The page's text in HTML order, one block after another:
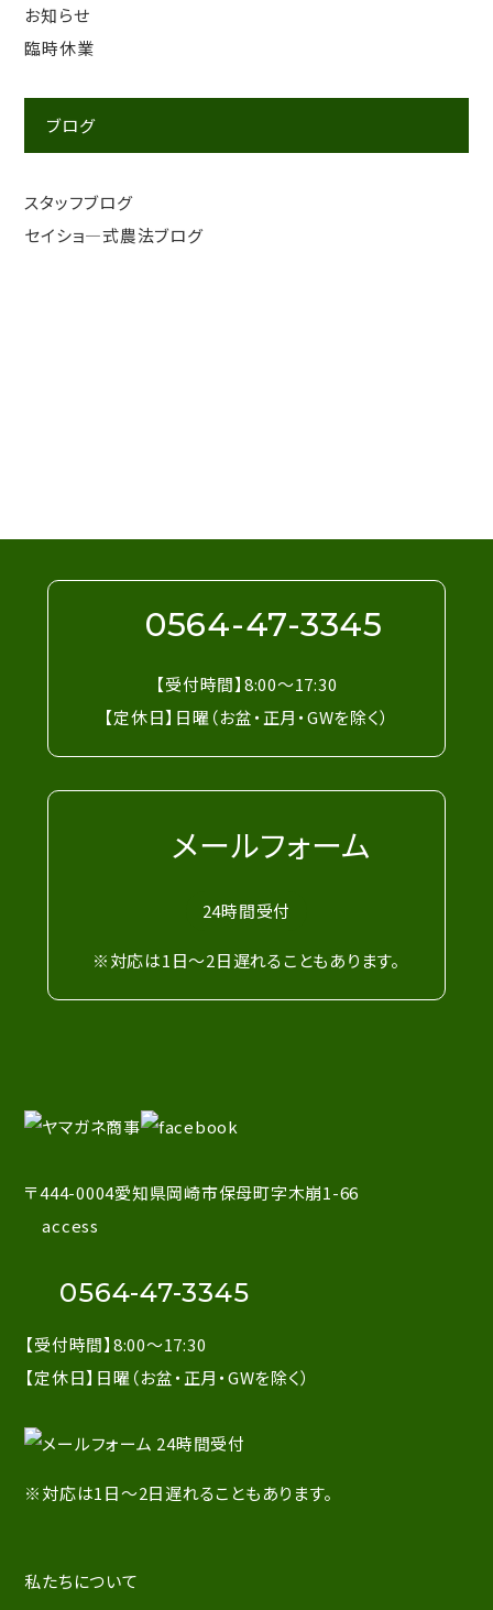
お知らせ
臨時休業
ブログ
スタッフブログ
セイショ―式農法ブログ
0564-47-3345
【受付時間】8:00～17:30
【定休日】日曜（お盆・正月・GWを除く）
メールフォーム
24時間受付
※対応は1日～2日遅れることもあります。
〒444-0004愛知県岡崎市保母町字木崩1-66
access
0564-47-3345
【受付時間】8:00～17:30
【定休日】日曜（お盆・正月・GWを除く）
※対応は1日～2日遅れることもあります。
私たちについて